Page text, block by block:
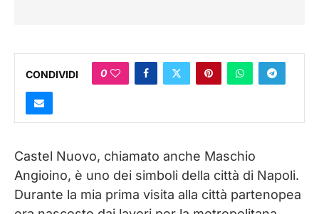
CONDIVIDI 0
Castel Nuovo, chiamato anche Maschio
Angioino, è uno dei simboli della città di Napoli.
Durante la mia prima visita alla città partenopea